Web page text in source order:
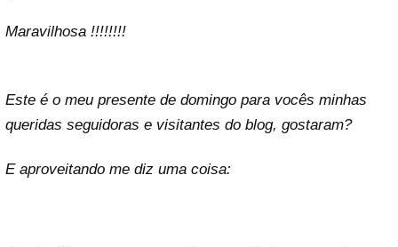
Maravilhosa !!!!!!!!
Este é o meu presente de domingo para vocês minhas
queridas seguidoras e visitantes do blog, gostaram?
E aproveitando me diz uma coisa: